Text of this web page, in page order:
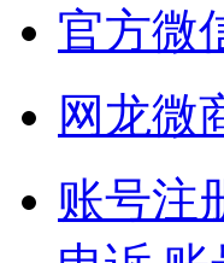
官方微
网龙微
账号注